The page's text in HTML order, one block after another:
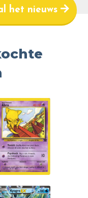
het nieuws